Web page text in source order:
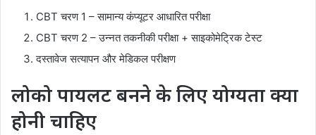
CBT चरण 1 – सामान्य कंप्यूटर आधारित परीक्षा
CBT चरण 2 – उन्नत तकनीकी परीक्षा + साइकोमेट्रिक टेस्ट
दस्तावेज सत्यापन और मेडिकल परीक्षण
लोको पायलट बनने के लिए योग्यता क्या
होनी चाहिए